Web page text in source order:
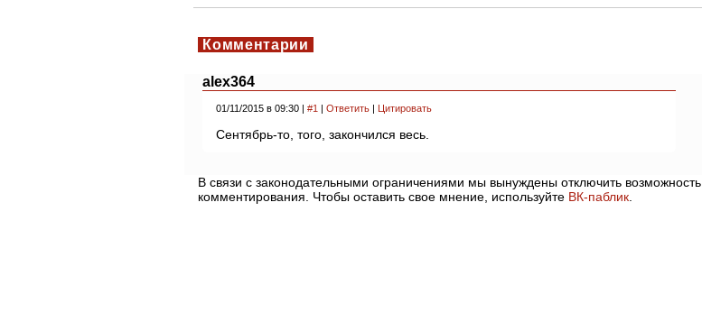
Комментарии
alex364
01/11/2015 в 09:30 | #1 | Ответить | Цитировать
Сентябрь-то, того, закончился весь.
В связи с законодательными ограничениями мы вынуждены отключить возможность
комментирования. Чтобы оставить свое мнение, используйте ВК-паблик